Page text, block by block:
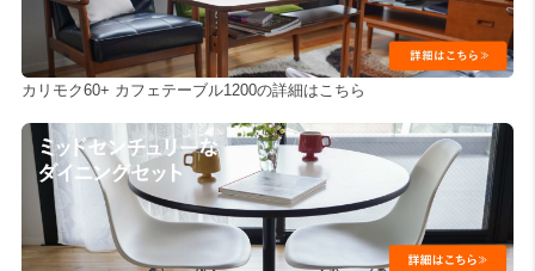
検索
カリモク60+ カフェテーブル1200の詳細はこちら